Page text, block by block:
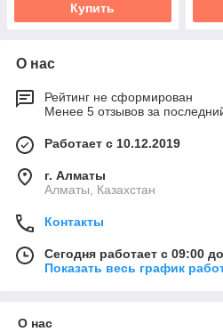
Купить
О нас
Рейтинг не сформирован
Менее 5 отзывов за
Работает с 10.12.2019
г. Алматы
Алматы, Казахстан
Контакты
Сегодня работает с 09:00
Показать весь график
О нас